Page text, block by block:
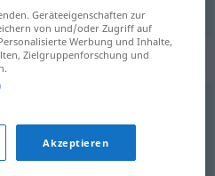
"zählen"
verlassen (auf)
Geräteeigenschaften zur
von und/oder Zugriff auf
Werbung und Inhalte,
Zielgruppenforschung und
Akzeptieren